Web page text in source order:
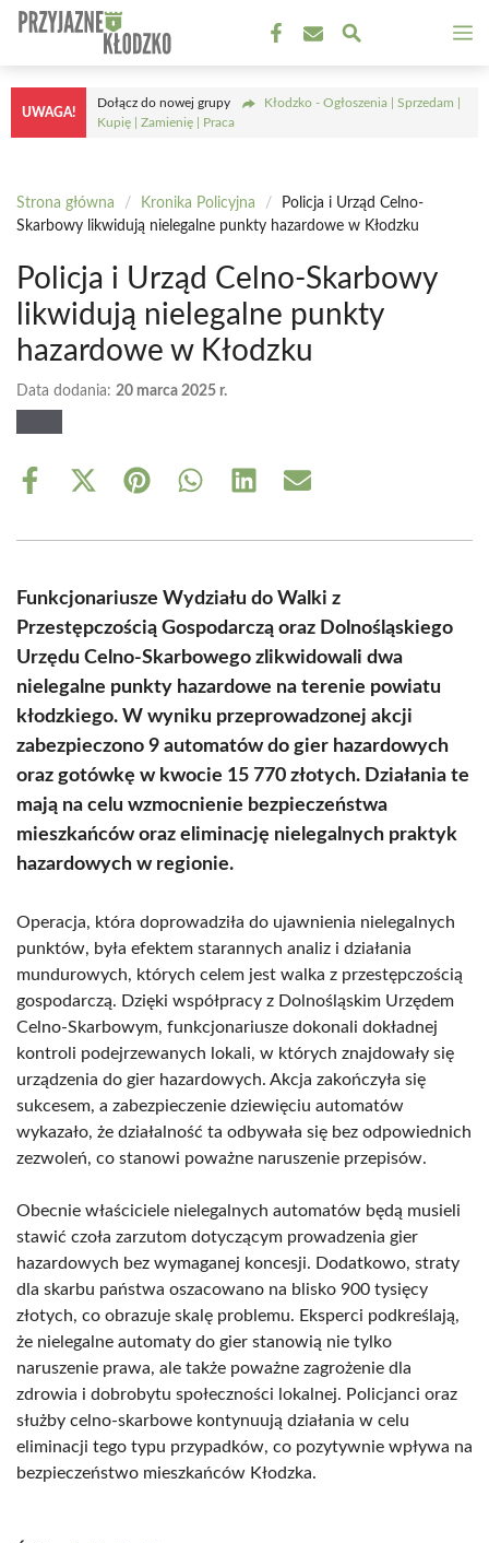
Przejdź
treści
UWAGA!
Dołącz do nowej grupy
Kłodzko - Ogłoszenia | Sprzedam |
Kupię | Zamienię | Praca
Strona główna / Kronika Policyjna /
Policja i Urząd Celno-
Skarbowy likwidują nielegalne punkty hazardowe w Kłodzku
Policja i Urząd Celno-Skarbowy
likwidują nielegalne punkty
hazardowe w Kłodzku
Data dodania: 20 marca 2025 r.
Share
Share
(Twitter)
Share Share Share Share
Funkcjonariusze Wydziału do Walki z
Przestępczością Gospodarczą oraz Dolnośląskiego
Urzędu Celno-Skarbowego zlikwidowali dwa
nielegalne punkty hazardowe na terenie powiatu
kłodzkiego. W wyniku przeprowadzonej akcji
zabezpieczono 9 automatów do gier hazardowych
oraz gotówkę w kwocie 15 770 złotych. Działania te
mają na celu wzmocnienie bezpieczeństwa
mieszkańców oraz eliminację nielegalnych praktyk
hazardowych w regionie.
Operacja, która doprowadziła do ujawnienia nielegalnych
punktów, była efektem starannych analiz i działania
mundurowych, których celem jest walka z przestępczością
gospodarczą. Dzięki współpracy z Dolnośląskim Urzędem
Celno-Skarbowym, funkcjonariusze dokonali dokładnej
kontroli podejrzewanych lokali, w których znajdowały się
urządzenia do gier hazardowych. Akcja zakończyła się
sukcesem, a zabezpieczenie dziewięciu automatów
wykazało, że działalność ta odbywała się bez odpowiednich
zezwoleń, co stanowi poważne naruszenie przepisów.
Obecnie właściciele nielegalnych automatów będą musieli
stawić czoła zarzutom dotyczącym prowadzenia gier
hazardowych bez wymaganej koncesji. Dodatkowo, straty
dla skarbu państwa oszacowano na blisko 900 tysięcy
złotych, co obrazuje skalę problemu. Eksperci podkreślają,
że nielegalne automaty do gier stanowią nie tylko
naruszenie prawa, ale także poważne zagrożenie dla
zdrowia i dobrobytu społeczności lokalnej. Policjanci oraz
służby celno-skarbowe kontynuują działania w celu
eliminacji tego typu przypadków, co pozytywnie wpływa na
bezpieczeństwo mieszkańców Kłodzka.